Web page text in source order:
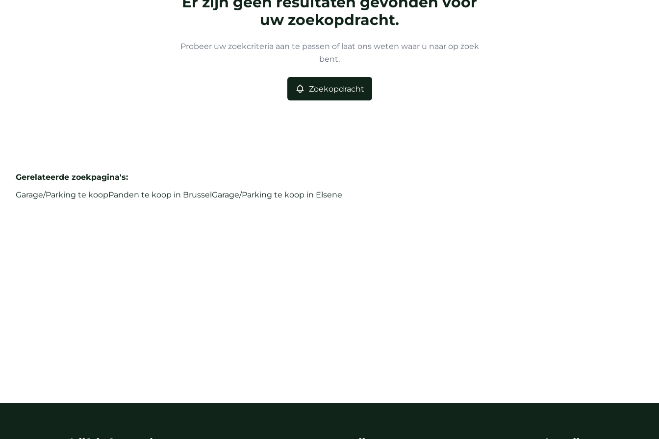
uw zoekopdracht.
Probeer uw zoekcriteria aan te passen of laat ons weten waar u naar op zoek
bent.
Zoekopdracht
Gerelateerde zoekpagina's:
Garage/Parking te koopPanden te koop in BrusselGarage/Parking te koop in Elsene